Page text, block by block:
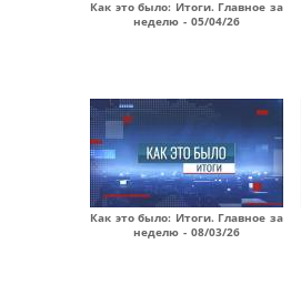
Как это было: Итоги. Главное за
неделю - 05/04/26
Как это было: Итоги. Главное за
неделю - 08/03/26